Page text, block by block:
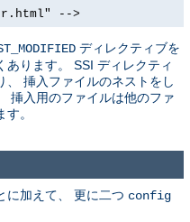
-->
ディレクティブを
ります。 SSI ディレクティ
、 挿入ファイルのネストをし
挿入用のファイルは他のファ
。
に加えて、 更に二つ config